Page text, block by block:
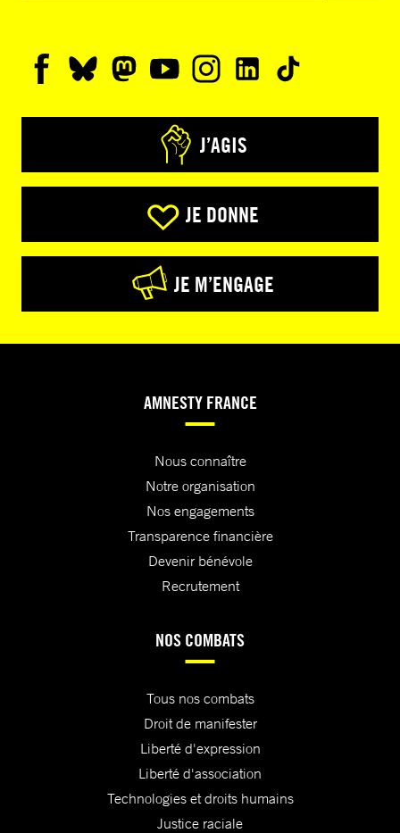
J’AGIS
JE DONNE
JE M’ENGAGE
AMNESTY FRANCE
Nous connaître
Notre organisation
Nos engagements
Transparence financière
Devenir bénévole
Recrutement
NOS COMBATS
Tous nos combats
Droit de manifester
Liberté d'expression
Liberté d'association
Technologies et droits humains
Justice raciale